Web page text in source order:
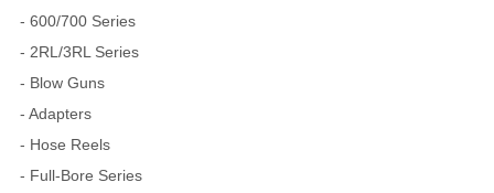
- 600/700 Series
- 2RL/3RL Series
- Blow Guns
- Adapters
- Hose Reels
- Full-Bore Series